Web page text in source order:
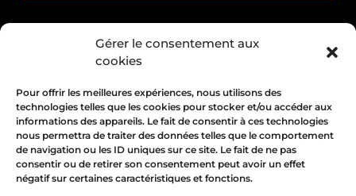
Gérer le consentement aux
cookies
Pour offrir les meilleures expériences, nous utilisons des
technologies telles que les cookies pour stocker et/ou accéder aux
informations des appareils. Le fait de consentir à ces technologies
nous permettra de traiter des données telles que le comportement
de navigation ou les ID uniques sur ce site. Le fait de ne pas
consentir ou de retirer son consentement peut avoir un effet
négatif sur certaines caractéristiques et fonctions.
PARTENARIAT